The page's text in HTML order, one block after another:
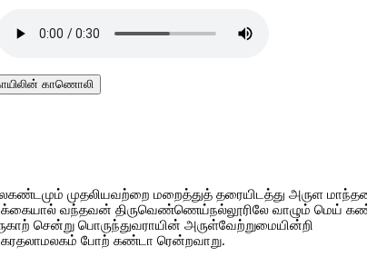
காணொலி
முதலியவற்றை மறைத்துத் தரையிடத்து அருள
யாக்கையால் வந்தவன் திருவெண்ணெய்நல்லூரிலே வாழும் மெய்
சென்று பொருந்துவராயின் அருள்வேற்றுமையின்றி
போற் கண்டா ரென்றவாறு.